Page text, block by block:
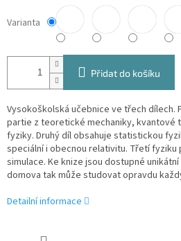
Varianta
Přidat do košíku
Vysokoškolská učebnice ve třech dílech.
partie z teoretické mechaniky, kvantové
fyziky. Druhý díl obsahuje statistickou
speciální i obecnou relativitu. Třetí fyziku
simulace. Ke knize jsou dostupné
domova tak může studovat opravdu
Detailní informace